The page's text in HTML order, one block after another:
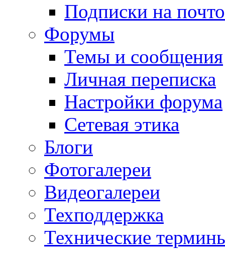
Подписки на
Форумы
Темы и сообщения
Личная переписка
Настройки форума
Сетевая этика
Блоги
Фотогалереи
Видеогалереи
Техподдержка
Технические